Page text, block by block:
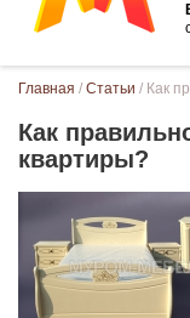
Вы здесь
Главная / Статьи / Как
Как
квартиры?